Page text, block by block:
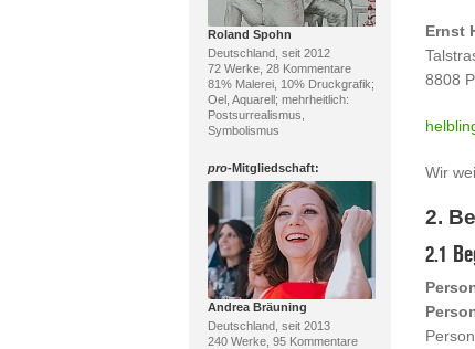
Roland Spohn
Deutschland, seit 2012
72 Werke, 28 Kommentare
81% Malerei, 10% Druckgrafik;
Oel, Aquarell; mehrheitlich:
Postsurrealismus,
Symbolismus
pro-Mitgliedschaft:
Andrea Bräuning
Deutschland, seit 2013
240 Werke, 95 Kommentare
Ernst
8808
Wir
2.
2.1